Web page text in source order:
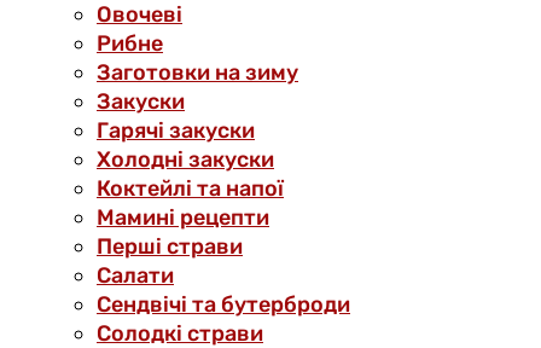
Овочеві
Рибне
Заготовки на зиму
Закуски
Гарячі закуски
Холодні закуски
Коктейлі та напої
Мамині рецепти
Перші страви
Салати
Сендвічі та бутерброди
Солодкі страви